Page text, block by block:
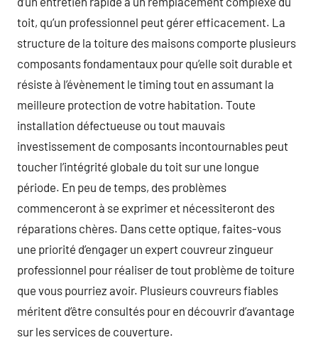
toit, qu’un professionnel peut gérer efficacement. La
structure de la toiture des maisons comporte plusieurs
composants fondamentaux pour qu’elle soit durable et
résiste à l’évènement le timing tout en assumant la
meilleure protection de votre habitation. Toute
installation défectueuse ou tout mauvais
investissement de composants incontournables peut
toucher l’intégrité globale du toit sur une longue
période. En peu de temps, des problèmes
commenceront à se exprimer et nécessiteront des
réparations chères. Dans cette optique, faites-vous
une priorité d’engager un expert couvreur zingueur
professionnel pour réaliser de tout problème de toiture
que vous pourriez avoir. Plusieurs couvreurs fiables
méritent d’être consultés pour en découvrir d’avantage
sur les services de couverture.